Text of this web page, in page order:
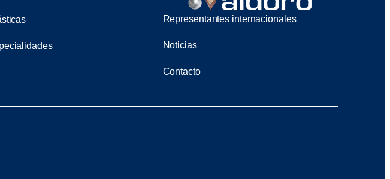
Representantes internacionales
Noticias
Contacto